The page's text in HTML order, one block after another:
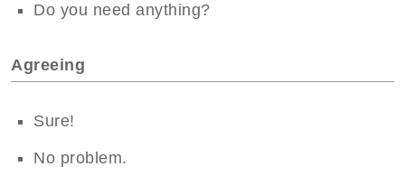
Do you need anything?
Agreeing
Sure!
No problem.